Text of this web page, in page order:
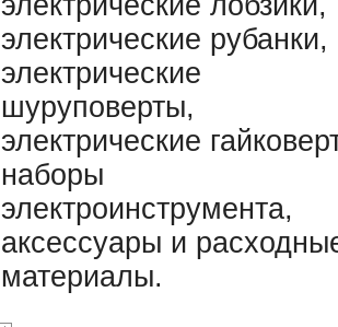
электрические рубанки,
электрические
шуруповерты,
электрические
наборы
электроинструмента,
аксессуары и
материалы.